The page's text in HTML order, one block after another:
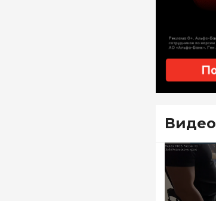
Видео